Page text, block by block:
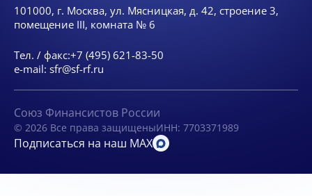
101000, г. Москва, ул. Мясницкая, д. 42, строение 3,
помещение III, комната № 6
Тел. / факс:+7 (495) 621-83-50
e-mail: sfr@sf-rf.ru
Союз Финансистов России
© 2026 Все права защищеныИНН: 7703371989
Подписаться на наш MAX